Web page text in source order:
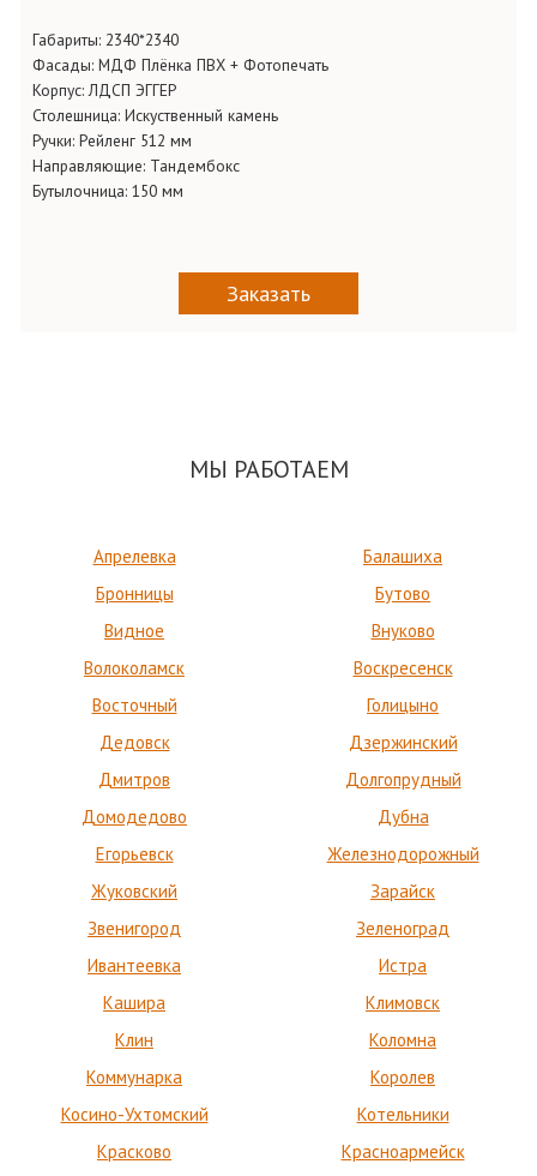
Габариты: 2340*2340
Фасады: МДФ Плёнка ПВХ + Фотопечать
Корпус:ЛДСП ЭГГЕР
Столешница: Искуственный камень
Ручки: Рейленг 512 мм
Направляющие: Тандембокс
Бутылочница: 150 мм
Заказать
МЫ РАБОТАЕМ
Апрелевка
Балашиха
Бронницы
Бутово
Видное
Внуково
Волоколамск
Воскресенск
Восточный
Голицыно
Дедовск
Дзержинский
Дмитров
Долгопрудный
Домодедово
Дубна
Егорьевск
Железнодорожный
Жуковский
Зарайск
Звенигород
Зеленоград
Ивантеевка
Истра
Кашира
Климовск
Клин
Коломна
Коммунарка
Королев
Косино-Ухтомский
Котельники
Красково
Красноармейск